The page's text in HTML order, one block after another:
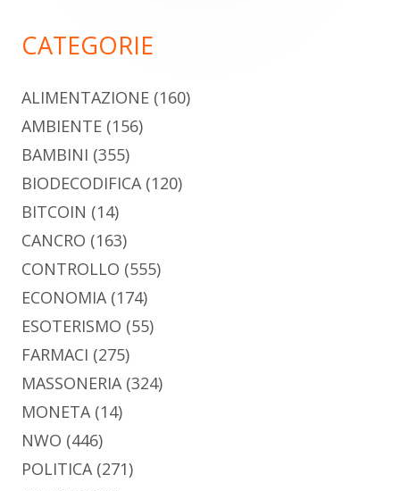
CATEGORIE
ALIMENTAZIONE (160)
AMBIENTE (156)
BAMBINI (355)
BIODECODIFICA (120)
BITCOIN (14)
CANCRO (163)
CONTROLLO (555)
ECONOMIA (174)
ESOTERISMO (55)
FARMACI (275)
MASSONERIA (324)
MONETA (14)
NWO (446)
POLITICA (271)